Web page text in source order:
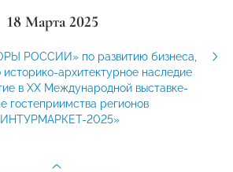
18 Марта 2025
РОССИИ» по развитию бизнеса,
архитектурное наследие
в XХ Международной выставке-
гостеприимства регионов
2025»